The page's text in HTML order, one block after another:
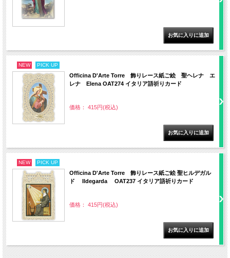
NEW PICK UP
Officina D'Arte Torre 飾りレース紙ご絵 聖ヘレナ エ
レナ Elena OAT274 イタリア語祈りカード
価格： 415円(税込)
NEW PICK UP
Officina D'Arte Torre 飾りレース紙ご絵 聖ヒルデガル
ド Ildegarda OAT237 イタリア語祈りカード
価格： 415円(税込)